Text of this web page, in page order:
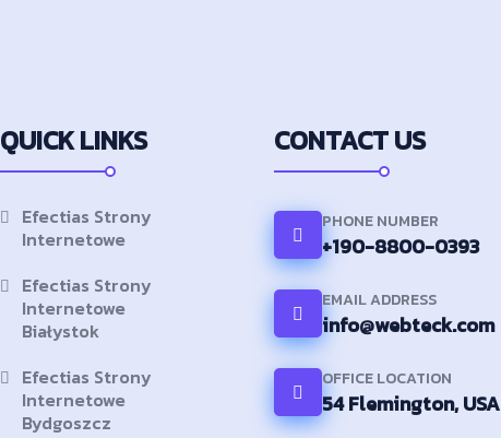
QUICK LINKS
Efectias Strony
Internetowe
Efectias Strony
Internetowe
Białystok
Efectias Strony
Internetowe
Bydgoszcz
CONTACT US
PHONE NUMBER
+190-8800-0393
EMAIL ADDRESS
info@webteck.com
OFFICE LOCATION
54 Flemington, USA